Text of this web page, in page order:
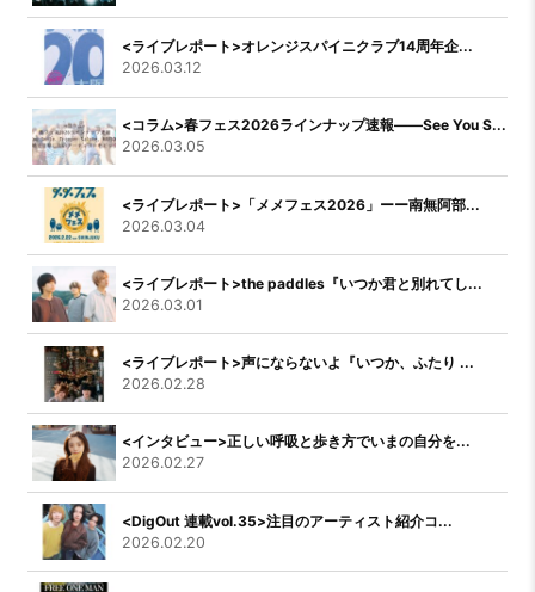
<ライブレポート>オレンジスパイニクラブ14周年企...
2026.03.12
<コラム>春フェス2026ラインナップ速報――See You S...
2026.03.05
<ライブレポート>「メメフェス2026」ーー南無阿部...
2026.03.04
<ライブレポート>the paddles『いつか君と別れてし...
2026.03.01
<ライブレポート>声にならないよ『いつか、ふたり ...
2026.02.28
<インタビュー>正しい呼吸と歩き方でいまの自分を...
2026.02.27
<DigOut 連載vol.35>注目のアーティスト紹介コ...
2026.02.20